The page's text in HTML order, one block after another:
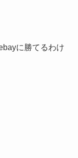
に勝てるわけ